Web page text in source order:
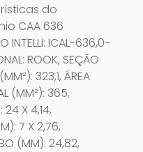
do
CAA 636
INTELLI: ICAL-636,0-
ROOK, SEÇÃO
323,1, ÁREA
(MM²): 365,
X 4,14,
7 X 2,76,
(MM): 24,82,